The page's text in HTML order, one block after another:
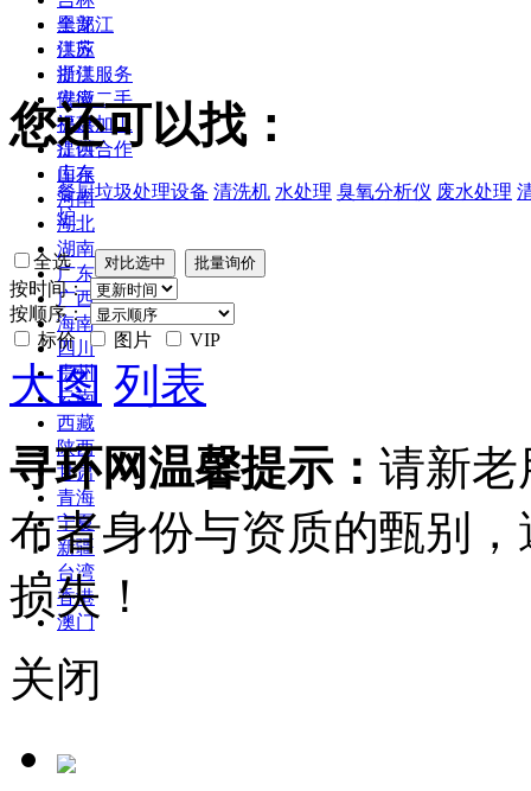
黑龙江
江苏
浙江
安徽
福建
江西
山东
河南
湖北
湖南
广东
广西
海南
四川
贵州
云南
西藏
陕西
甘肃
青海
宁夏
新疆
台湾
香港
澳门
全部
供应
提供服务
供应二手
提供加工
提供合作
库存
您还可以找：
餐厨垃圾处理设备 清洗机 水处理 臭氧分析仪 废水处理
炉
全选
按时间：
按顺序：
标价
图片 VIP
大图 列表
寻环网温馨提示： 请新老
布者身份与资质的甄别
损失！
关闭